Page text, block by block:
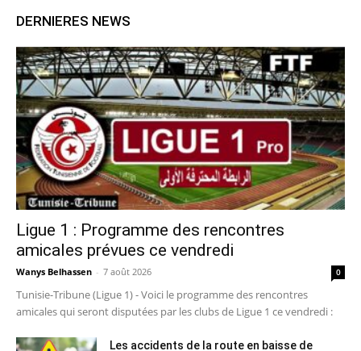
DERNIERES NEWS
Ligue 1 : Programme des rencontres
amicales prévues ce vendredi
Wanys Belhassen - 7 août 2026 0
Tunisie-Tribune (Ligue 1) - Voici le programme des rencontres
amicales qui seront disputées par les clubs de Ligue 1 ce vendredi :
Les accidents de la route en baisse de